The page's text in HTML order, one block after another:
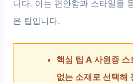
니다. 이는 편안함과 스타일을
은 팁입니다.
핵심 팁 A 사원증
없는 소재로 선택해